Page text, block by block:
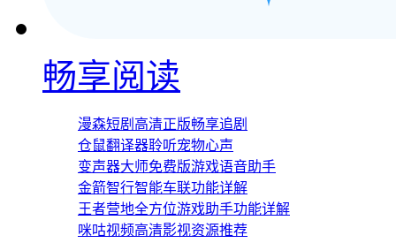
畅享阅读
漫森短剧高清正版畅享追剧
仓鼠翻译器聆听宠物心声
变声器大师免费版游戏语音助手
金箭智行智能车联功能详解
王者营地全方位游戏助手功能详解
咪咕视频高清影视资源推荐